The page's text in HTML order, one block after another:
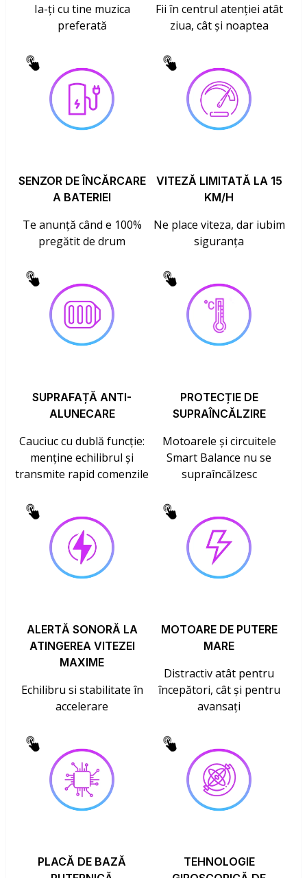
Ia-ți cu tine muzica
preferată
Fii în centrul atenției atât
ziua, cât și noaptea
SENZOR DE ÎNCĂRCARE
A BATERIEI
Te anunță când e 100%
pregătit de drum
VITEZĂ LIMITATĂ LA 15
KM/H
Ne place viteza, dar iubim
siguranța
SUPRAFAȚĂ ANTI-
ALUNECARE
Cauciuc cu dublă funcție:
menține echilibrul și
transmite rapid comenzile
PROTECȚIE DE
SUPRAÎNCĂLZIRE
Motoarele și circuitele
Smart Balance nu se
supraîncălzesc
ALERTĂ SONORĂ LA
ATINGEREA VITEZEI
MAXIME
Echilibru si stabilitate în
accelerare
MOTOARE DE PUTERE
MARE
Distractiv atât pentru
începători, cât și pentru
avansați
PLACĂ DE BAZĂ
TEHNOLOGIE